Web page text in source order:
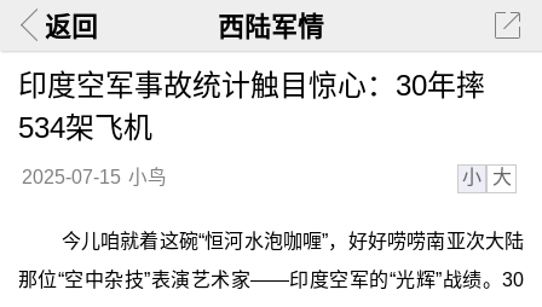
返回 西陆军情
印度空军事故统计触目惊心：30年摔
534架飞机
2025-07-15 小鸟 小 大
今儿咱就着这碗“恒河水泡咖喱”，好好唠唠南亚次大陆
那位“空中杂技”表演艺术家——印度空军的“光辉”战绩。30